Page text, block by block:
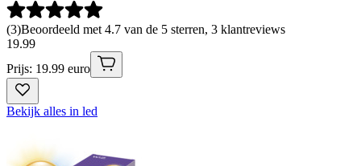
(3)Beoordeeld met 4.7 van de 5 sterren, 3 klantreviews
19.99
Prijs: 19.99 euro
Bekijk alles in led